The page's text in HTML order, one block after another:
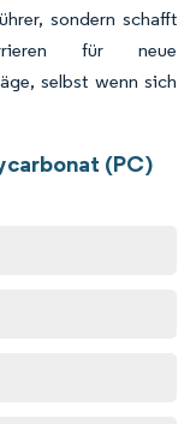
sondern schafft
für neue
selbst wenn sich
(PC)